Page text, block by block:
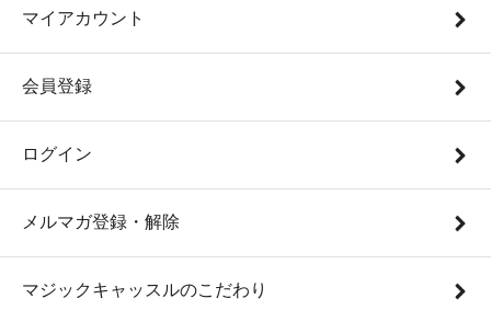
マイアカウント
会員登録
ログイン
メルマガ登録・解除
マジックキャッスルのこだわり